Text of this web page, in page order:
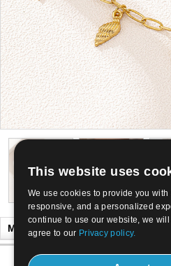
Misschien wilt u ook
This website uses
We use cookies to provide you with
responsive, and a personalized
continue to use our website, we will
agree to our Privacy policy.